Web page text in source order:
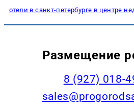
отели в санкт-петербурге в центре
Размещение
8 (927) 018-